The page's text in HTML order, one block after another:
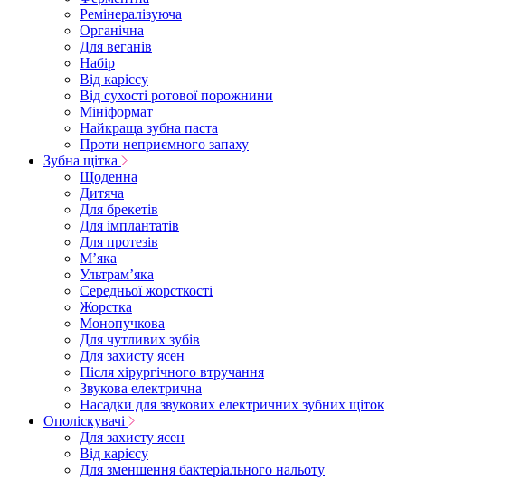
Ремінералізуюча
Органічна
Для веганів
Набір
Від карієсу
Від сухості ротової порожнини
Мініформат
Найкраща зубна паста
Проти неприємного запаху
Зубна щітка
Щоденна
Дитяча
Для брекетів
Для імплантатів
Для протезів
Мʼяка
Ультрамʼяка
Середньої жорсткості
Жорстка
Монопучкова
Для чутливих зубів
Для захисту ясен
Після хірургічного втручання
Звукова електрична
Насадки для звукових електричних зубних щіток
Ополіскувачі
Для захисту ясен
Від карієсу
Для зменшення бактеріального нальоту